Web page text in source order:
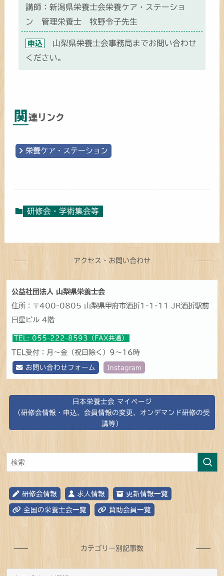
講師：新潟県栄養士会栄養ケア・ステーショ
ン 管理栄養士 牧野令子先生
申込
山梨県栄養士会事務局までお問い合わせ
ください。
関 連リンク
栄養ケア・ステーション
研修会・学術集会等
アクセス・お問い合わせ
公益社団法人 山梨県栄養士会
住所：〒400-0805 山梨県甲府市酒折1-1-11 JR酒折駅前
日星ビル 4階
TEL: 055-222-8593（FAX共通）
TEL受付：月～金（祝日除く）9～16時
お問い合わせフォーム Instagram
日本栄養士会 マイページ
（研修会情報・申込、会員情報の変更、オンデマンド研修の受
講等）
研修会情報 求人情報 更新情報一覧
全国の栄養士会一覧 賛助会員一覧
カテゴリー別記事数